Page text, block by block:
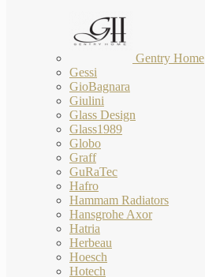
Gentry Home
Gessi
GioBagnara
Giulini
Glass Design
Glass1989
Globo
Graff
GuRaTec
Hafro
Hammam Radiators
Hansgrohe Axor
Hatria
Herbeau
Hoesch
Hotech